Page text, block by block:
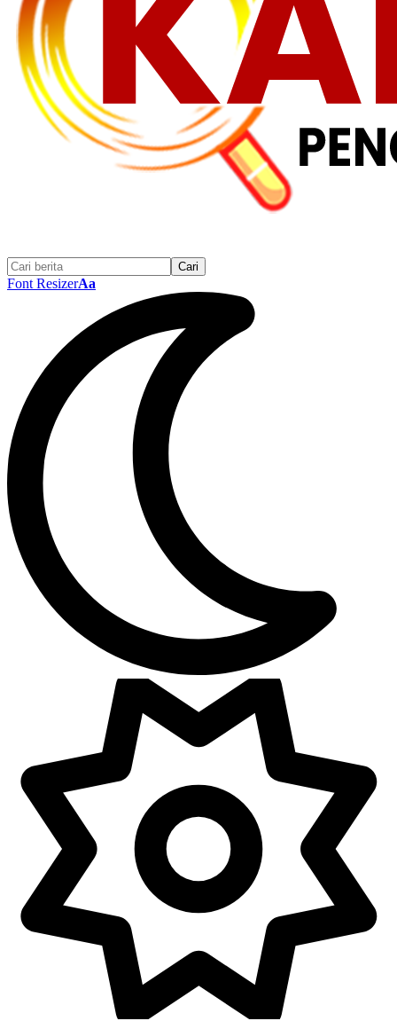
Font ResizerAa